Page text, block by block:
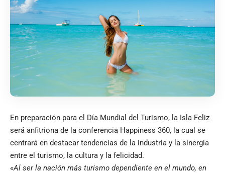
En preparación para el Día Mundial del Turismo, la Isla Feliz
será anfitriona de la conferencia Happiness 360, la cual se
centrará en destacar tendencias de la industria y la sinergia
entre el turismo, la cultura y la felicidad.
«Al ser la nación más turismo dependiente en el mundo, en